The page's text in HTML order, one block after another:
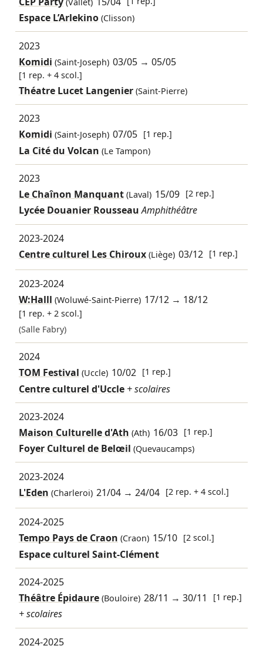
Espace L’Arlekino (Clisson)
2023
Komidi (Saint-Joseph) 03/05 →05/05
[1 rep. + 4 scol.]
Théatre Lucet Langenier (Saint-Pierre)
2023
Komidi (Saint-Joseph) 07/05 [1 rep.]
La Cité du Volcan (Le Tampon)
2023
Le Chaînon Manquant(Laval) 15/09 [2 rep.]
Lycée Douanier Rousseau Amphithéâtre
2023-2024
Centre culturel Les Chiroux(Liège) 03/12 [1 rep.]
2023-2024
W:Halll (Woluwé-Saint-Pierre) 17/12 → 18/12
[1 rep. + 2 scol.]
(Salle Fabry)
2024
TOM Festival (Uccle) 10/02 [1 rep.]
Centre culturel d'Uccle + scolaires
2023-2024
Maison Culturelle d'Ath (Ath) 16/03 [1 rep.]
Foyer Culturel de Belœil (Quevaucamps)
2023-2024
L'Eden (Charleroi) 21/04 →24/04 [2 rep. + 4 scol.]
2024-2025
Tempo Pays de Craon (Craon) 15/10 [2 scol.]
Espace culturel Saint-Clément
2024-2025
Théâtre Épidaure(Bouloire) 28/11 →30/11 [1 rep.]
+ scolaires
2024-2025